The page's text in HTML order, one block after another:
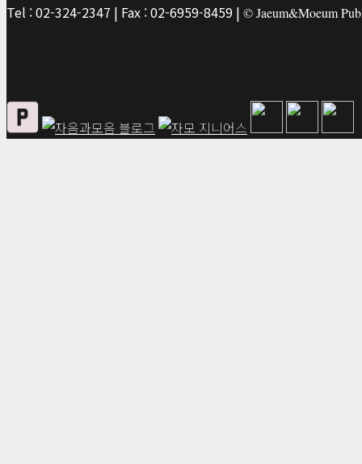
Tel : 02-324-2347 | Fax : 02-6959-8459 | © Jaeum&Moeum